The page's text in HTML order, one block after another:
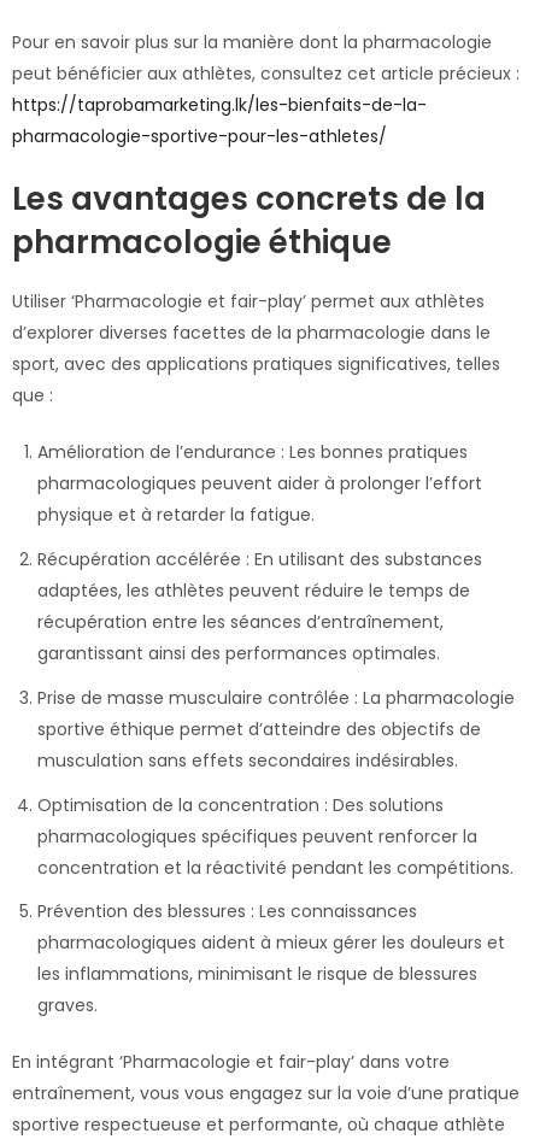
Pour en savoir plus sur la manière dont la pharmacologie
peut bénéficier aux athlètes, consultez cet article précieux :
https://taprobamarketing.lk/les-bienfaits-de-la-
pharmacologie-sportive-pour-les-athletes/
Les avantages concrets de la
pharmacologie éthique
Utiliser ‘Pharmacologie et fair-play’ permet aux athlètes
d’explorer diverses facettes de la pharmacologie dans le
sport, avec des applications pratiques significatives, telles
que :
Amélioration de l’endurance : Les bonnes pratiques
pharmacologiques peuvent aider à prolonger l’effort
physique et à retarder la fatigue.
Récupération accélérée : En utilisant des substances
adaptées, les athlètes peuvent réduire le temps de
récupération entre les séances d’entraînement,
garantissant ainsi des performances optimales.
Prise de masse musculaire contrôlée : La pharmacologie
sportive éthique permet d’atteindre des objectifs de
musculation sans effets secondaires indésirables.
Optimisation de la concentration : Des solutions
pharmacologiques spécifiques peuvent renforcer la
concentration et la réactivité pendant les compétitions.
Prévention des blessures : Les connaissances
pharmacologiques aident à mieux gérer les douleurs et
les inflammations, minimisant le risque de blessures
graves.
En intégrant ‘Pharmacologie et fair-play’ dans votre
entraînement, vous vous engagez sur la voie d’une pratique
sportive respectueuse et performante, où chaque athlète